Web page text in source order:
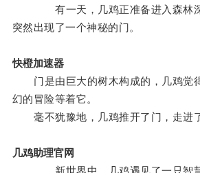
有一天，几鸡正准备进入森林深
突然出现了一个神秘的门。
快橙加速器
门是由巨大的树木构成的，几鸡觉
幻的冒险等着它。
毫不犹豫地，几鸡推开了门，走进了
几鸡助理官网